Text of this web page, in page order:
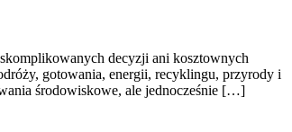
decyzji ani kosztownych
gotowania, energii, recyklingu, przyrody i
środowiskowe, ale jednocześnie […]